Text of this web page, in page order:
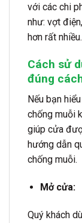
với các chi
như: vợt
hơn rất nhiều.
Cách sử
đúng
Nếu bạn
chống muỗi
giúp cửa
hướng dẫn
chống muỗi.
Mở cửa:
Quý khách